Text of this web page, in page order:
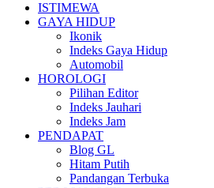
ISTIMEWA
GAYA HIDUP
Ikonik
Indeks Gaya Hidup
Automobil
HOROLOGI
Pilihan Editor
Indeks Jauhari
Indeks Jam
PENDAPAT
Blog GL
Hitam Putih
Pandangan Terbuka